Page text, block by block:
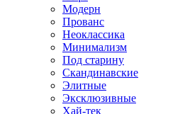
Модерн
Прованс
Неоклассика
Минимализм
Под старину
Скандинавские
Элитные
Эксклюзивные
Хай-тек